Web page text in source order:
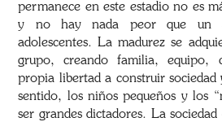
permanece en este estadio no es
y no hay nada peor que un
adolescentes. La madurez se
grupo, creando familia, equipo,
propia libertad a construir sociedad
sentido, los niños pequeños y los
ser grandes dictadores. La